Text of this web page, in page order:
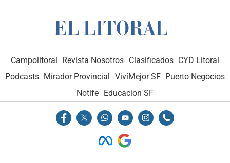
Campolitoral Revista Nosotros Clasificados CYD Litoral
Podcasts Mirador Provincial VivíMejor SF Puerto Negocios
Notife Educacion SF